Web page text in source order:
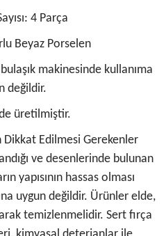
4 Parça
Beyaz Porselen
makinesinde kullanıma
değildir.
üretilmiştir.
Dikkat Edilmesi Gerekenler
ve desenlerinde bulunan
yapısının hassas olması
uygun değildir. Ürünler elde,
temizlenmelidir. Sert fırça